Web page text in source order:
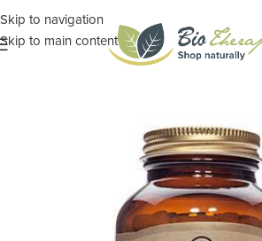
Skip to navigation
Skip to main content